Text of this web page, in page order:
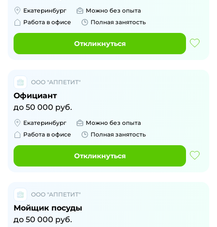
Екатеринбург
Можно без опыта
Работа в офисе
Полная занятость
Откликнуться
ООО "АППЕТИТ"
Официант
до 50 000 руб.
Екатеринбург
Можно без опыта
Работа в офисе
Полная занятость
Откликнуться
ООО "АППЕТИТ"
Мойщик посуды
до 50 000 руб.